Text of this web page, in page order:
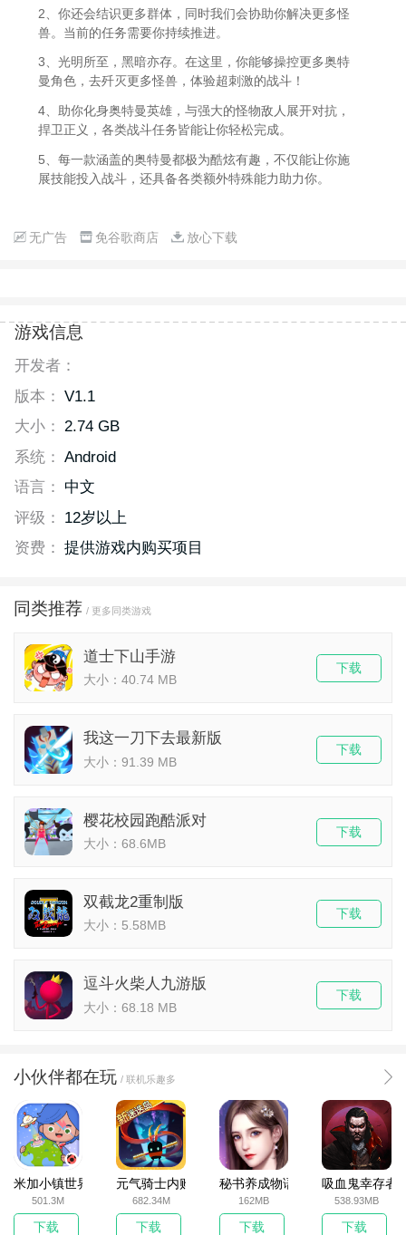
2、你还会结识更多群体，同时我们会协助你解决更多怪
兽。当前的任务需要你持续推进。
3、光明所至，黑暗亦存。在这里，你能够操控更多奥特
曼角色，去歼灭更多怪兽，体验超刺激的战斗！
4、助你化身奥特曼英雄，与强大的怪物敌人展开对抗，
捍卫正义，各类战斗任务皆能让你轻松完成。
5、每一款涵盖的奥特曼都极为酷炫有趣，不仅能让你施
展技能投入战斗，还具备各类额外特殊能力助力你。
无广告 免谷歌商店 放心下载
游戏信息
开发者：
版本： V1.1
大小： 2.74 GB
系统： Android
语言：
中文
评级：
12岁以上
资费： 提供游戏内购买项目
同类推荐 / 更多同类游戏
道士下山手游
大小：40.74 MB
下载
我这一刀下去最新版
大小：91.39 MB
下载
樱花校园跑酷派对
大小：68.6MB
下载
双截龙2重制版
大小：5.58MB
下载
逗斗火柴人九游版
大小：68.18 MB
下载
小伙伴都在玩 / 联机乐趣多
米加小镇世界2025官方版
501.3M
下载
元气骑士内购破解版
682.34M
下载
秘书养成物语
162MB
下载
吸血鬼幸存者
538.93MB
下载